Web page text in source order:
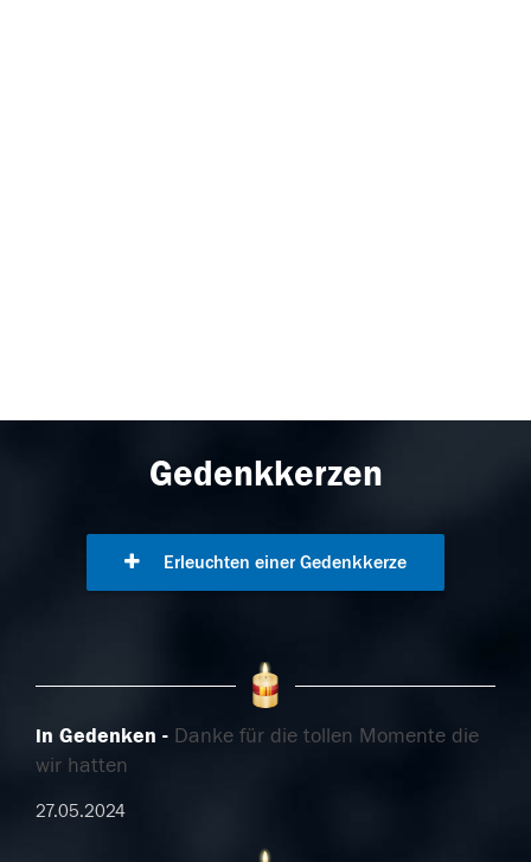
Gedenkkerzen
Erleuchten einer Gedenkkerze
in Gedenken
Danke für die tollen Momente die
wir hatten
27.05.2024